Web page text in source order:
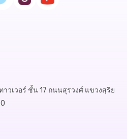
วเวอร์ ชั้น 17 ถนนสุรวงศ์ แขวงสุริย